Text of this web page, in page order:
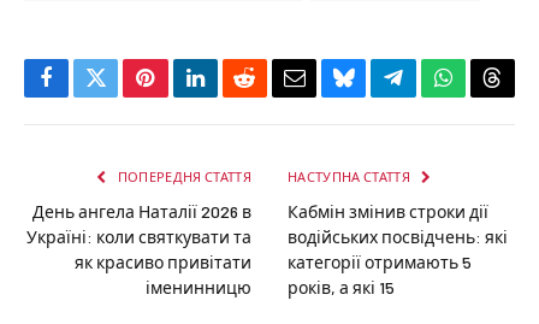
Facebook
TwitterPinterestLinkedInRedditEmailBlueskyTelegramWhatsApp
ПОПЕРЕДНЯ СТАТТЯ
День ангела Наталії 2026 в
Україні: коли святкувати та
як красиво привітати
іменинницю
НАСТУПНА СТАТТЯ
Кабмін змінив строки дії
водійських посвідчень: які
категорії отримають 5
років, а які 15